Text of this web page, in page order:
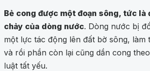
Bẻ cong được một đoạn sông, tức là
chảy của dòng nước. Dòng nước bị
một lực tác động lên đất bờ sông, làm
và rồi phần còn lại cũng dần cong
luật tất yếu.